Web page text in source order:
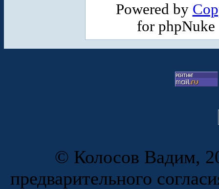
Powered by
for
© Колосов Вадим,
предварительного